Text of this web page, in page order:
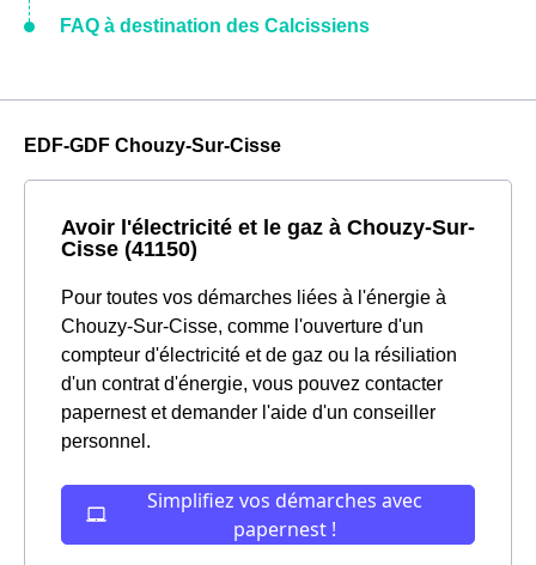
FAQ à destination des Calcissiens
EDF-GDF Chouzy-Sur-Cisse
Avoir l'électricité et le gaz à Chouzy-Sur-
Cisse (41150)
Pour toutes vos démarches liées à l'énergie à
Chouzy-Sur-Cisse, comme l'ouverture d'un
compteur d'électricité et de gaz ou la résiliation
d'un contrat d'énergie, vous pouvez contacter
papernest et demander l'aide d'un conseiller
personnel.